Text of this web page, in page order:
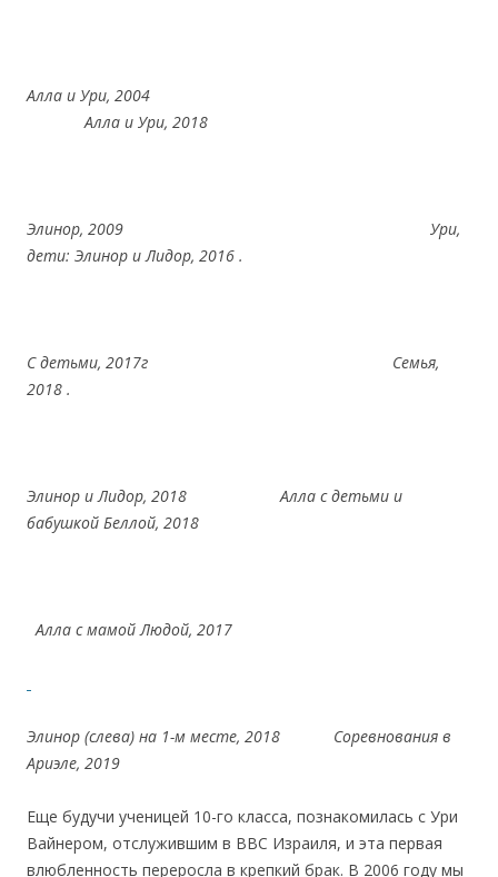
Алла и Ури, 2004
Алла и Ури, 2018
Элинор, 2009 Ури,
дети: Элинор и Лидор, 2016 .
С детьми, 2017г Семья,
2018 .
Элинор и Лидор, 2018 Алла с детьми и
бабушкой Беллой, 2018
Алла с мамой Людой, 2017
Элинор (слева) на 1-м месте, 2018 Соревнования в
Ариэле, 2019
Еще будучи ученицей 10-го класса, познакомилась с Ури
Вайнером, отслужившим в ВВС Израиля, и эта первая
влюбленность переросла в крепкий брак. В 2006 году мы